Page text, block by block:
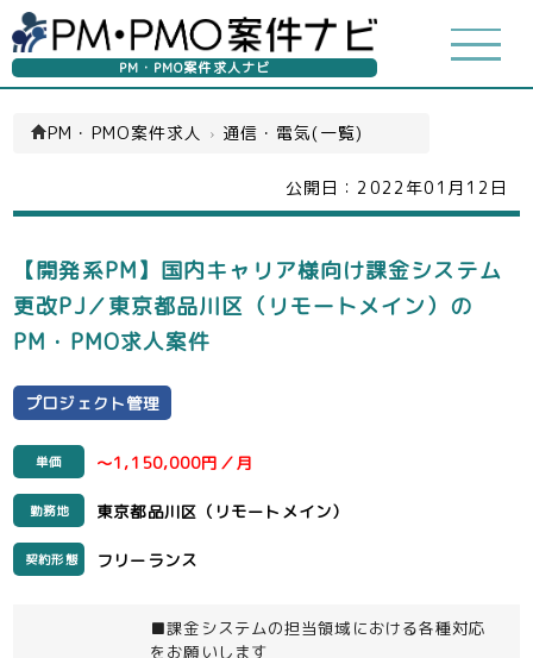
PM・PMO案件求人ナビ
PM・PMO案件求人 › 通信・電気(一覧)
公開日： 2022年01月12日
【開発系PM】国内キャリア様向け課金システム
更改PJ／東京都品川区（リモートメイン）の
PM・PMO求人案件
プロジェクト管理
単価 ～1,150,000円／月
勤務地 東京都品川区（リモートメイン）
契約形態 フリーランス
■課金システムの担当領域における各種対応
をお願いします